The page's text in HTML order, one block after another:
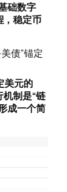
础数字
，稳定币
债”锚定
美元的
机制是“链
成一个简